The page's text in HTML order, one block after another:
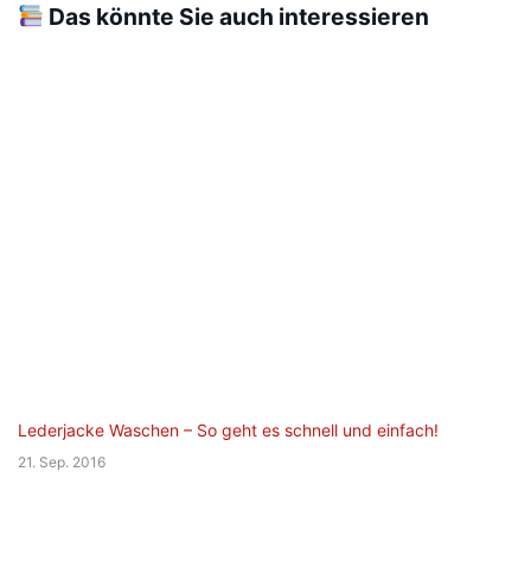
Das könnte Sie auch interessieren
Lederjacke Waschen – So geht es schnell und einfach!
21. Sep. 2016